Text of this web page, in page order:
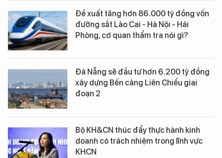
Đề xuất tăng hơn 86.000 tỷ đồng vốn
đường sắt Lào Cai - Hà Nội - Hải
Phòng, cơ quan thẩm tra nói gì?
Đà Nẵng sẽ đầu tư hơn 6.200 tỷ đồng
xây dựng Bến cảng Liên Chiểu giai
đoạn 2
Bộ KH&CN thúc đẩy thực hành kinh
doanh có trách nhiệm trong lĩnh vực
KHCN